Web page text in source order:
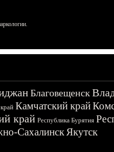
Благовещенск
Камчатский край
край Республика Бурятия
СахалинскЯкутск